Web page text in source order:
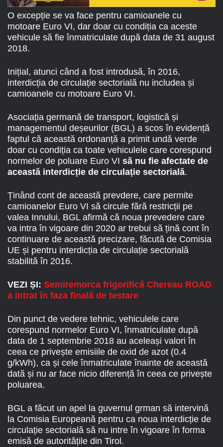
O excepție se va face pentru camioanele cu
motoare Euro VI, dar doar cu condiția ca aceste
vehicule să fie înmatriculate după data de 31 august
2018.
Inițial, atunci când a fost introdusă, în 2016,
interdicția de circulație sectorială nu includea și
camioanele cu motoare Euro VI.
Asociația germană de transport, logistică și
managementul deșeurilor (BGL) a scos în evidență
faptul că această ordonanță a primit undă verde
doar cu condiția ca toate vehiculele care corespund
normelor de poluare Euro VI să nu fie afectate de
această interdicție de circulație sectorială.
Ținând cont de această prevdere, care permite
camioanelor Euro VI să circule fără restricții pe
valea Innului, BGL afirmă că noua prevedere care
va intra în vigoare din 2020 ar trebui să țină cont în
continuare de această precizare, făcută de Comisia
UE și pentru interdicția de circulație sectorială
stabilită în 2016.
VEZI ȘI: Semiremorca frigorifică Chereau ROAD
a intrat în faza finală de testare
Din punct de vedere tehnic, vehiculele care
corespund normelor Euro VI, înmatriculate după
data de 1 septembrie 2018 au aceleași valori în
ceea ce privește emisiile de oxid de azot (0.4
g/kWh), ca și cele înmatriculate înainte de această
dată și nu ar face nicio diferență în ceea ce privește
poluarea.
BGL a făcut un apel la guvernul grman să intervină
la Comisia Europeană pentru ca noua interdicție de
circulație sectorială să nu intre în vigoare în forma
emisă de autoritățile din Tirol.